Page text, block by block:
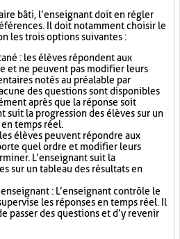
bâti, l’enseignant doit en régler
Il doit notamment choisir le
les trois options suivantes :
: les élèves répondent aux
et ne peuvent pas modifier leurs
notés au préalable par
des questions sont disponibles
après que la réponse soit
suit la progression des élèves sur un
temps réel.
élèves peuvent répondre aux
quel ordre et modifier leurs
L’enseignant suit la
sur un tableau des résultats en
: L’enseignant contrôle le
les réponses en temps réel. Il
passer des questions et d’y revenir